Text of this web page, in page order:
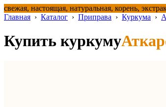
свежая, настоящая, натуральная, корень,
Главная › Каталог › Приправа › Куркума ›
Купить куркуму